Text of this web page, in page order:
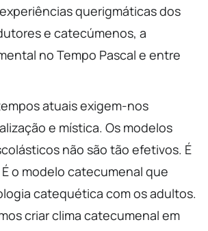
querigmáticas dos
e catecúmenos, a
no Tempo Pascal e entre
atuais exigem-nos
e mística. Os modelos
não são tão efetivos. É
o modelo catecumenal que
catequética com os adultos.
criar clima catecumenal em